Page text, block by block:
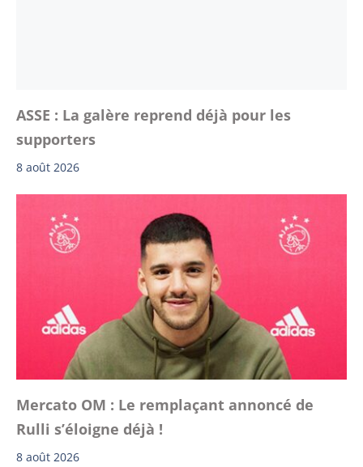
ASSE : La galère reprend déjà pour les
supporters
8 août 2026
Mercato OM : Le remplaçant annoncé de
Rulli s’éloigne déjà !
8 août 2026